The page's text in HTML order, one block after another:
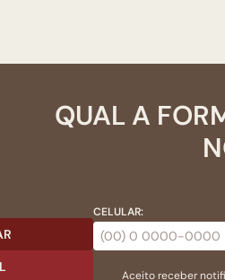
QUAL A
CELULAR:
Aceito receber